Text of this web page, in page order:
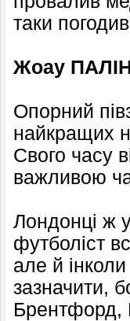
таки
Жоау
Опорний
найкращих
Свого часу
важливою
Лондонці ж
футболіст
але й
зазначити,
Брентфорд,